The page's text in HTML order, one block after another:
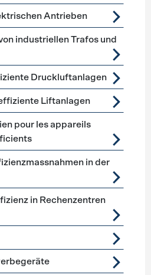
Antrieben
industriellen Trafos und
Druckluftanlagen
Liftanlagen
pour les appareils
in der
in Rechenzentren